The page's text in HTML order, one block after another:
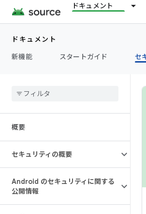
ドキュメント
ドキュメント
新機能
スタートガイド セ
概要
セキュリティの概要
Android のセキュリティに関する
公開情報